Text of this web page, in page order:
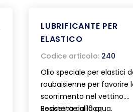
LUBRIFICANTE PER
ELASTICO
Codice articolo: 240
Olio speciale per elastici
roubaisienne per favorire
scorrimento nel vettino.
Resistente all’acqua.
Boccetta da 10 gr